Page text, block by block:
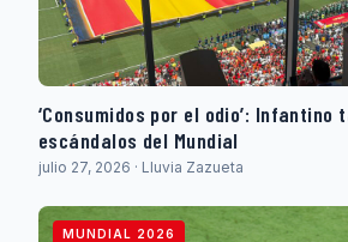
‘Consumidos por el odio’: Infantino
escándalos del Mundial
julio 27, 2026 · Lluvia Zazueta
MUNDIAL 2026